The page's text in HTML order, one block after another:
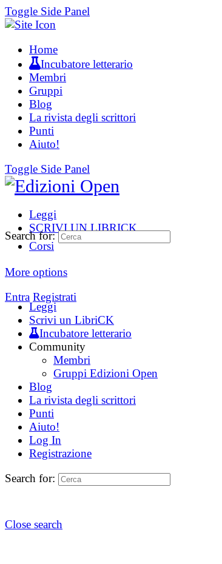
Toggle Side Panel
Home
Incubatore letterario
Membri
Gruppi
Blog
La rivista degli scrittori
Punti
Aiuto!
Toggle Side Panel
Leggi
SCRIVI UN LIBRICK
Corsi
More options
Entra Registrati
Search for:
Leggi
Scrivi un LibriCK
Incubatore letterario
Community
Membri
Gruppi Edizioni Open
Blog
La rivista degli scrittori
Punti
Aiuto!
Log In
Registrazione
Search for:
Close search